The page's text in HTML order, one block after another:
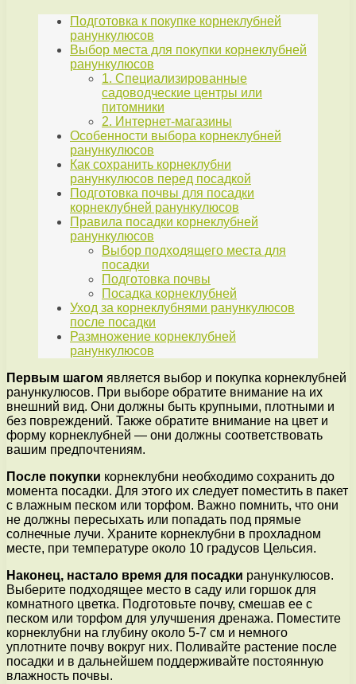
Подготовка к покупке корнеклубней
ранункулюсов
Выбор места для покупки корнеклубней
ранункулюсов
1. Специализированные
садоводческие центры или
питомники
2. Интернет-магазины
Особенности выбора корнеклубней
ранункулюсов
Как сохранить корнеклубни
ранункулюсов перед посадкой
Подготовка почвы для посадки
корнеклубней ранункулюсов
Правила посадки корнеклубней
ранункулюсов
Выбор подходящего места для
посадки
Подготовка почвы
Посадка корнеклубней
Уход за корнеклубнями ранункулюсов
после посадки
Размножение корнеклубней
ранункулюсов
Первым шагом является выбор и покупка корнеклубней
ранункулюсов. При выборе обратите внимание на их
внешний вид. Они должны быть крупными, плотными и
без повреждений. Также обратите внимание на цвет и
форму корнеклубней — они должны соответствовать
вашим предпочтениям.
После покупки корнеклубни необходимо сохранить до
момента посадки. Для этого их следует поместить в пакет
с влажным песком или торфом. Важно помнить, что они
не должны пересыхать или попадать под прямые
солнечные лучи. Храните корнеклубни в прохладном
месте, при температуре около 10 градусов Цельсия.
Наконец, настало время для посадки ранункулюсов.
Выберите подходящее место в саду или горшок для
комнатного цветка. Подготовьте почву, смешав ее с
песком или торфом для улучшения дренажа. Поместите
корнеклубни на глубину около 5-7 см и немного
уплотните почву вокруг них. Поливайте растение после
посадки и в дальнейшем поддерживайте постоянную
влажность почвы.